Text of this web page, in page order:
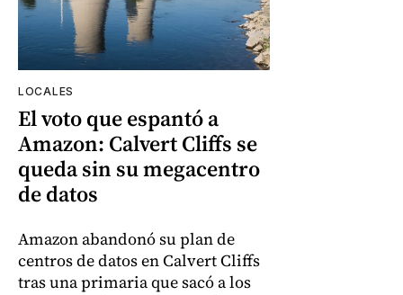
LOCALES
El voto que espantó a
Amazon: Calvert Cliffs se
queda sin su megacentro
de datos
Amazon abandonó su plan de
centros de datos en Calvert Cliffs
tras una primaria que sacó a los